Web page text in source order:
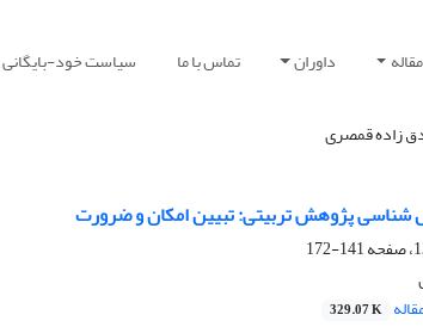
داوران تماس با ما سیاست خود-بایگانی
زاده قمصری
شناسی پژوهش تربیتی: تبیین امکان و ضرورت
141-172
329.07 K